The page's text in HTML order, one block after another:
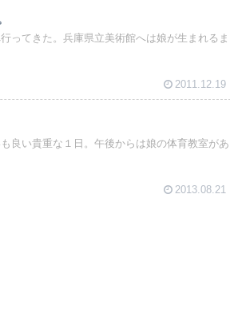
ってきた。兵庫県立美術館へは娘が生まれるま
2011.12.19
良い貴重な１日。午後からは娘の体育教室があ
2013.08.21